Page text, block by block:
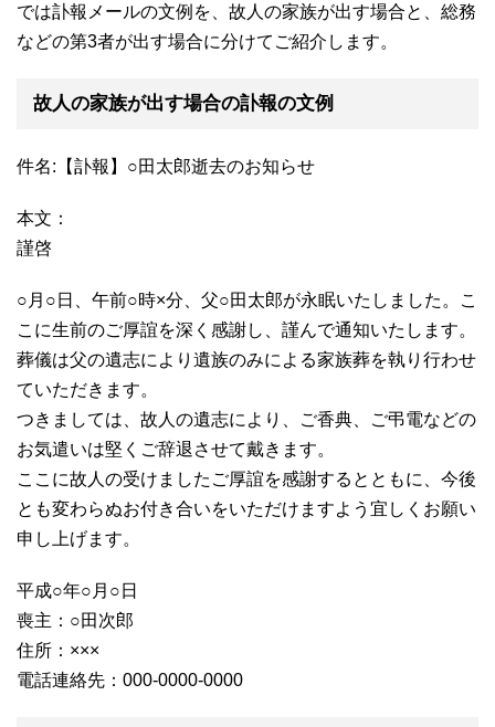
では訃報メールの文例を、故人の家族が出す場合と、総務
などの第3者が出す場合に分けてご紹介します。
故人の家族が出す場合の訃報の文例
件名:【訃報】○田太郎逝去のお知らせ
本文：
謹啓
○月○日、午前○時×分、父○田太郎が永眠いたしました。こ
こに生前のご厚誼を深く感謝し、謹んで通知いたします。
葬儀は父の遺志により遺族のみによる家族葬を執り行わせ
ていただきます。
つきましては、故人の遺志により、ご香典、ご弔電などの
お気遣いは堅くご辞退させて戴きます。
ここに故人の受けましたご厚誼を感謝するとともに、今後
とも変わらぬお付き合いをいただけますよう宜しくお願い
申し上げます。
平成○年○月○日
喪主：○田次郎
住所：×××
電話連絡先：000-0000-0000